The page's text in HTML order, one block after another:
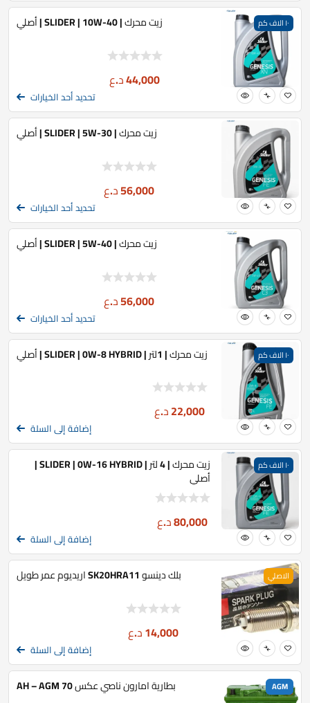
١٠ الاف كم زيت محرك | SLIDER | 10W-40 | أصلي
44,000د.ع
تحديد أحد الخيارات
زيت محرك | SLIDER | 5W-30 | أصلي
56,000د.ع
تحديد أحد الخيارات
زيت محرك | SLIDER | 5W-40 | أصلي
56,000د.ع
تحديد أحد الخيارات
١٠ الاف كم زيت محرك | 1لتر | SLIDER | 0W-8 HYBRID | أصلي
22,000د.ع
إضافة إلى السلة
١٠ الاف كم زيت محرك | 4 لتر | SLIDER | 0W-16 HYBRID |
أصلي
80,000د.ع
إضافة إلى السلة
الاصلي بلك دينسو SK20HRA11 اريديوم عمر طويل
14,000د.ع
إضافة إلى السلة
AGM بطارية امارون ناصي عكس 70 AH – AGM